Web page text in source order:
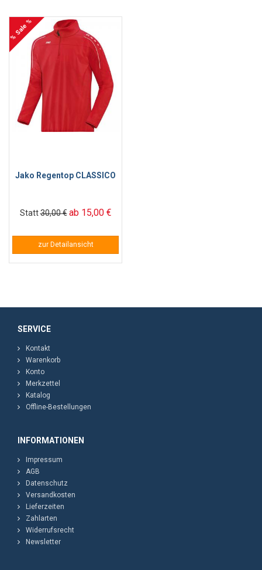
% Sale %
Jako Regentop CLASSICO
Statt30,00 € ab 15,00 €
zur Detailansicht
SERVICE
Kontakt
Warenkorb
Konto
Merkzettel
Katalog
Offline-Bestellungen
INFORMATIONEN
Impressum
AGB
Datenschutz
Versandkosten
Lieferzeiten
Zahlarten
Widerrufsrecht
Newsletter